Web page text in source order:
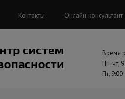
Контакты Онлайн консультант
Время
Пн-чт,
Пт,